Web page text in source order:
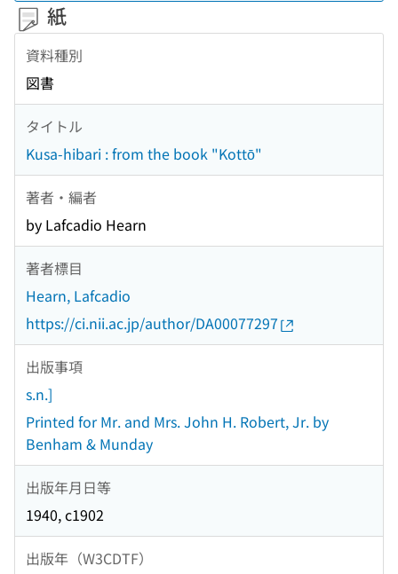
紙
資料種別
図書
タイトル
Kusa-hibari : from the book "Kottō"
著者・編者
by Lafcadio Hearn
著者標目
Hearn, Lafcadio
https://ci.nii.ac.jp/author/DA00077297
出版事項
s.n.]
Printed for Mr. and Mrs. John H. Robert, Jr. by
Benham & Munday
出版年月日等
1940, c1902
出版年（W3CDTF）